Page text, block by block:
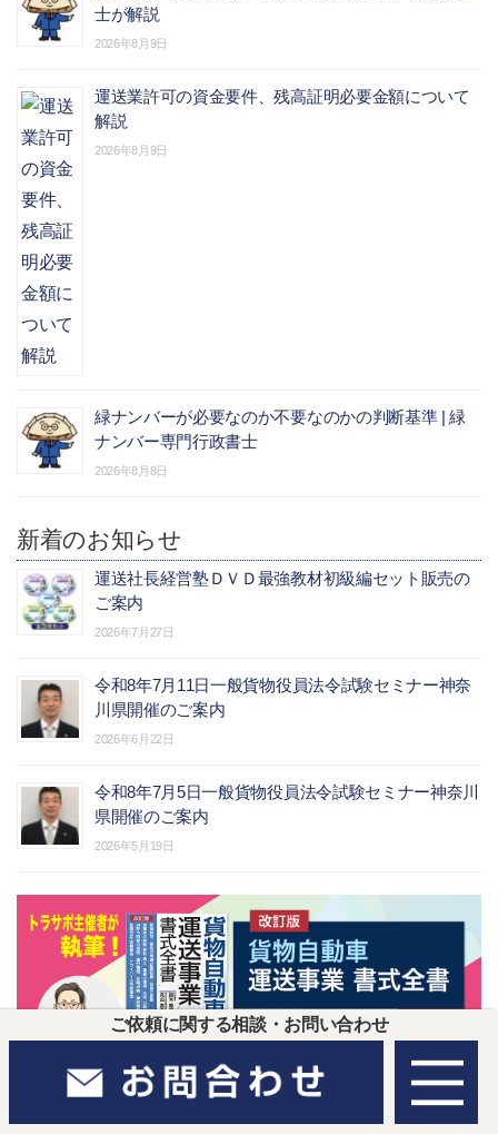
ご依頼に関する相談・お問い合わせ
士が解説
2026年8月9日
運送業許可の資金要件、残高証明必要金額について
解説
2026年8月9日
緑ナンバーが必要なのか不要なのかの判断基準 | 緑
ナンバー専門行政書士
2026年8月8日
新着のお知らせ
運送社長経営塾ＤＶＤ最強教材初級編セット販売の
ご案内
2026年7月27日
令和8年7月11日一般貨物役員法令試験セミナー神奈
川県開催のご案内
2026年6月22日
令和8年7月5日一般貨物役員法令試験セミナー神奈川
県開催のご案内
2026年5月19日